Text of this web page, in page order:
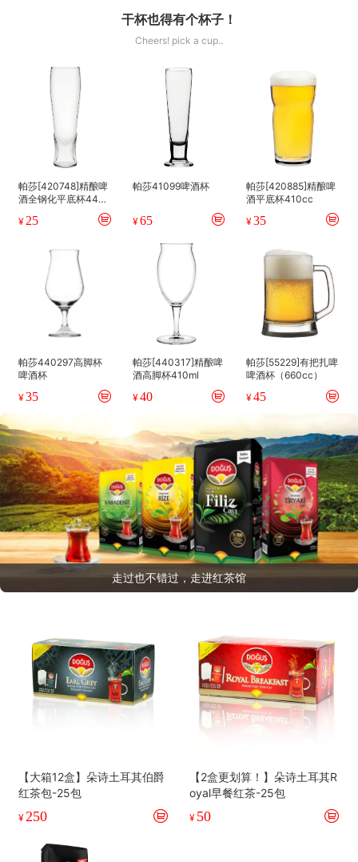
干杯也得有个杯子！
Cheers! pick a cup..
帕莎[420748]精酿啤
酒全钢化平底杯440
¥ 25
帕莎41099啤酒杯
¥65
帕莎[420885]精酿啤
酒平底杯410cc
¥35
帕莎440297高脚杯
啤酒杯
¥35
帕莎[440317]精酿啤
酒高脚杯410ml
¥40
帕莎[55229]有把扎啤
啤酒杯（660cc）
¥45
走过也不错过，走进红茶馆
【大箱12盒】朵诗土耳其伯爵
红茶包-25包
¥250
【2盒更划算！】朵诗土耳其R
oyal早餐红茶-25包
¥ 50